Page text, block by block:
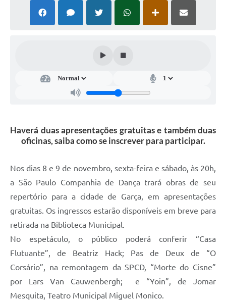
Súmulas Administrativas
Consulta Pública Eletrônica Lei de Diretrizes Orçamentárias -
LDO - 2025
Concursos
Notícias
Nota Fiscal Eletrônica
Defesa Civil
NFSE
Haverá duas apresentações gratuitas e também duas
oficinas, saiba como se inscrever para participar.
Nos dias 8 e 9 de novembro, sexta-feira e sábado, às 20h,
a São Paulo Companhia de Dança trará obras de seu
repertório para a cidade de Garça, em apresentações
gratuitas. Os ingressos estarão disponíveis em breve para
retirada na Biblioteca Municipal.
No espetáculo, o público poderá conferir “Casa
Flutuante”, de Beatriz Hack; Pas de Deux de “O
Corsário”, na remontagem da SPCD, “Morte do Cisne”
por Lars Van Cauwenbergh; e “Yoin”, de Jomar
Mesquita, Teatro Municipal Miguel Monico.